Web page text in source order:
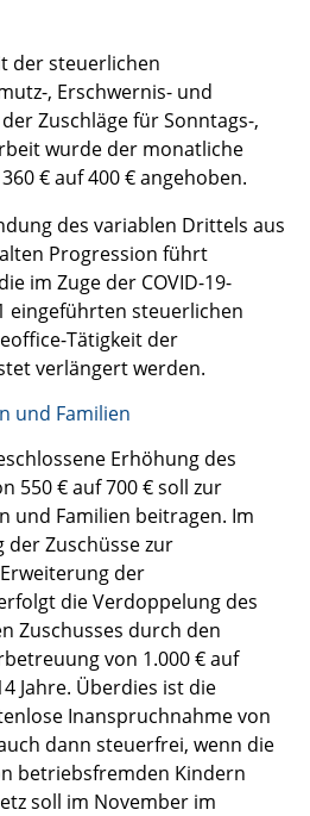
der steuerlichen
, Erschwernis- und
Zuschläge für Sonntags-,
wurde der monatliche
€ auf 400 € angehoben.
des variablen Drittels aus
Progression führt
im Zuge der COVID-19-
eingeführten steuerlichen
Tätigkeit der
verlängert werden.
und Familien
Erhöhung des
550 € auf 700 € soll zur
und Familien beitragen. Im
der Zuschüsse zur
der
die Verdoppelung des
Zuschusses durch den
von 1.000 € auf
Jahre. Überdies ist die
Inanspruchnahme von
dann steuerfrei, wenn die
betriebsfremden Kindern
soll im November im